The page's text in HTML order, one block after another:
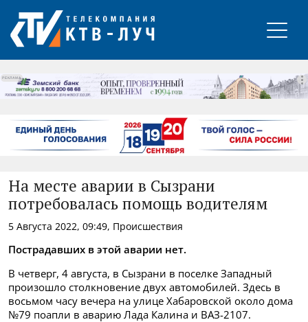
РЕКЛАМА
На месте аварии в Сызрани
потребовалась помощь водителям
5 Августа 2022, 09:49, Происшествия
Пострадавших в этой аварии нет.
В четверг, 4 августа, в Сызрани в поселке Западный
произошло столкновение двух автомобилей. Здесь в
восьмом часу вечера на улице Хабаровской около дома
№79 поапли в аварию Лада Калина и ВАЗ-2107.